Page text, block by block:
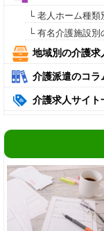
└ 老人ホーム種類
└ 有名介護施設別
地域別の介護求
介護派遣のコラ
介護求人サイト